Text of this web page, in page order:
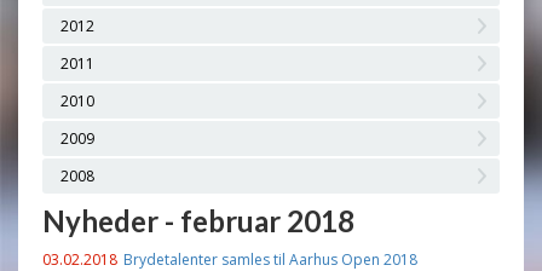
2012
2011
2010
2009
2008
Nyheder - februar 2018
03.02.2018 Brydetalenter samles til Aarhus Open 2018